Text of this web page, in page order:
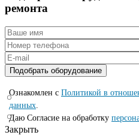
ремонта
Ознакомлен с Политикой в
данных
Даю Согласие на обработку
Закрыть